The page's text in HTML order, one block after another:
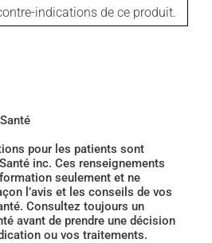
indications de ce produit.
pour les patients sont
inc. Ces renseignements
seulement et ne
l’avis et les conseils de vos
Consultez toujours un
avant de prendre une décision
ou vos traitements.